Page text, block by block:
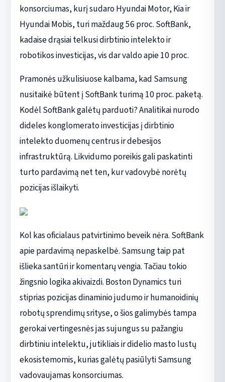
konsorciumas, kurį sudaro Hyundai Motor, Kia ir
Hyundai Mobis, turi maždaug 56 proc. SoftBank,
kadaise drąsiai telkusi dirbtinio intelekto ir
robotikos investicijas, vis dar valdo apie 10 proc.
Pramonės užkulisiuose kalbama, kad Samsung
nusitaikė būtent į SoftBank turimą 10 proc. paketą.
Kodėl SoftBank galėtų parduoti? Analitikai nurodo
dideles konglomerato investicijas į dirbtinio
intelekto duomenų centrus ir debesijos
infrastruktūrą. Likvidumo poreikis gali paskatinti
turto pardavimą net ten, kur vadovybė norėtų
pozicijas išlaikyti.
Kol kas oficialaus patvirtinimo beveik nėra. SoftBank
apie pardavimą nepaskelbė. Samsung taip pat
išlieka santūri ir komentarų vengia. Tačiau tokio
žingsnio logika akivaizdi. Boston Dynamics turi
stiprias pozicijas dinaminio judumo ir humanoidinių
robotų sprendimų srityse, o šios galimybės tampa
gerokai vertingesnės jas sujungus su pažangiu
dirbtiniu intelektu, jutikliais ir didelio masto lustų
ekosistemomis, kurias galėtų pasiūlyti Samsung
vadovaujamas konsorciumas.